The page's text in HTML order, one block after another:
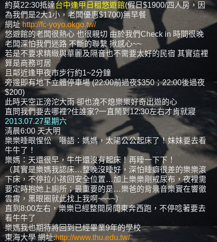
約莫22:30抵達台中逢甲日租悠遊館(假日$1900/四人房，因
為我們是2大1小，老闆優惠$1700)無早餐
網址http://fc-yoyo.okgo.tw/
悠遊館的老闆很熱心 也很親切 由於我們Check in 時間很晚
老闆深怕我們迷路 不斷的聯繫 揪感心~~
若是不要求精緻與華麗及隔音也不需要太好的民宿 其實這裡
算是商務可居
且鄰近逢甲夜市步行約1~2分鐘
旁邊即有地下立體停車場 (22:00前過夜$350；22:00後過夜
$200)
此時天空正滂沱大雨 卻也澆不熄樂樂好奇出遊的心
直問我們要去哪裡?住誰家?一直鬧到12:30左右才肯就寢
2013.07.27星期六
清晨6:00 天大明
樂樂睡眼惺忪 囈語：媽媽，太陽公公起床了！妹妹要去看
牛牛了！
樂媽：天還很早，牛牛還沒有起床！再睡一下下！
（其實是樂媽我認床…整晚沒睡好，深怕睡癖很差的樂樂滾
下床，不停拉小孩回安全位置…加上樂樂剛戒尿布，夜裡需
要定時抱她上廁所；最重要的是…樂爸的背景音樂實在響徹
雲霄，黑眼圈就此找上我啊~~~~）
直到8:00左右，樂樂已經整間房間東奔西跑，不停唸著要去
看牛牛了
樂媽我也期待將回到已經畢業9年的學校
東海大學 網址:http://www.thu.edu.tw/